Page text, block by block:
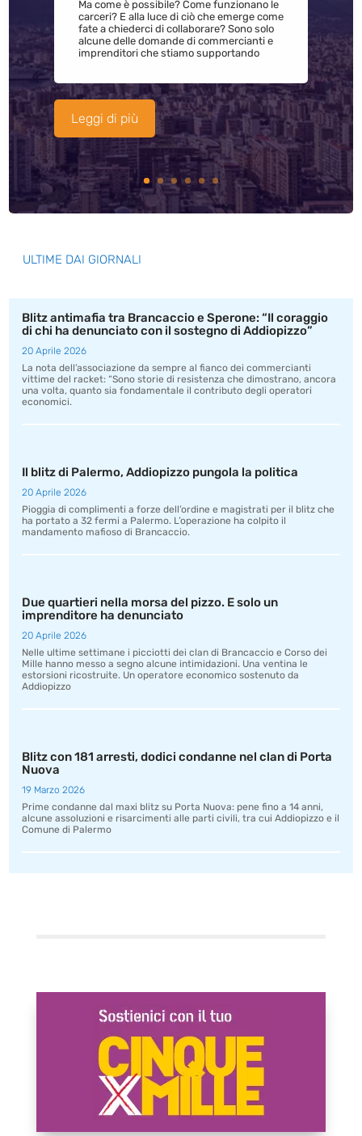
Ma come è possibile? Come funzionano le
carceri? E alla luce di ciò che emerge come
fate a chiederci di collaborare? Sono solo
alcune delle domande di commercianti e
imprenditori che stiamo supportando
Leggi di più
ULTIME DAI GIORNALI
Blitz antimafia tra Brancaccio e Sperone: “Il coraggio
di chi ha denunciato con il sostegno di Addiopizzo”
20 Aprile 2026
La nota dell’associazione da sempre al fianco dei commercianti
vittime del racket: “Sono storie di resistenza che dimostrano, ancora
una volta, quanto sia fondamentale il contributo degli operatori
economici.
Il blitz di Palermo, Addiopizzo pungola la politica
20 Aprile 2026
Pioggia di complimenti a forze dell’ordine e magistrati per il blitz che
ha portato a 32 fermi a Palermo. L’operazione ha colpito il
mandamento mafioso di Brancaccio.
Due quartieri nella morsa del pizzo. E solo un
imprenditore ha denunciato
20 Aprile 2026
Nelle ultime settimane i picciotti dei clan di Brancaccio e Corso dei
Mille hanno messo a segno alcune intimidazioni. Una ventina le
estorsioni ricostruite. Un operatore economico sostenuto da
Addiopizzo
Blitz con 181 arresti, dodici condanne nel clan di Porta
Nuova
19 Marzo 2026
Prime condanne dal maxi blitz su Porta Nuova: pene fino a 14 anni,
alcune assoluzioni e risarcimenti alle parti civili, tra cui Addiopizzo e il
Comune di Palermo